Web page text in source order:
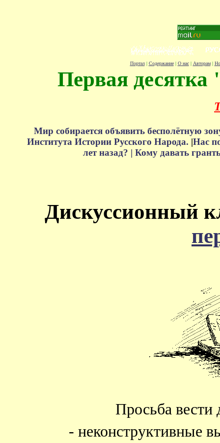
Портал| Содержание| О нас| Авторам|
Первая десятка
Мир собирается объявить бесполётную
Института Истории Русского Народа. |Нас
лет назад? | Кому давать
Дискуссионный
Просьба вести
- неконструктивные